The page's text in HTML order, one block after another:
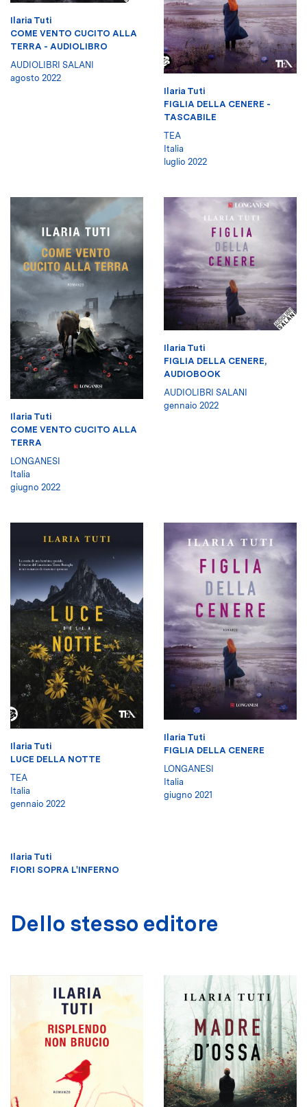
Ilaria Tuti
COME VENTO CUCITO ALLA
TERRA - AUDIOLIBRO
AUDIOLIBRI SALANI
agosto 2022
Ilaria Tuti
FIGLIA DELLA CENERE -
TASCABILE
TEA
Italia
luglio 2022
Ilaria Tuti
COME VENTO CUCITO ALLA
TERRA
LONGANESI
Italia
giugno 2022
Ilaria Tuti
FIGLIA DELLA CENERE,
AUDIOBOOK
AUDIOLIBRI SALANI
gennaio 2022
Ilaria Tuti
LUCE DELLA NOTTE
TEA
Italia
gennaio 2022
Ilaria Tuti
FIGLIA DELLA CENERE
LONGANESI
Italia
giugno 2021
Ilaria Tuti
FIORI SOPRA L'INFERNO
Dello stesso editore